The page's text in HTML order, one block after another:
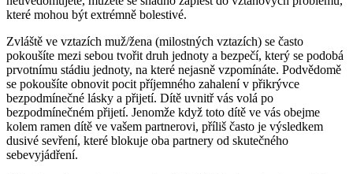
které mohou být extrémně bolestivé.
Zvláště ve vztazích muž/žena (milostných vztazích) se často
pokoušíte mezi sebou tvořit druh jednoty a bezpečí, který se podobá
prvotnímu stádiu jednoty, na které nejasně vzpomínáte. Podvědomě
se pokoušíte obnovit pocit příjemného zahalení v přikrývce
bezpodmínečné lásky a přijetí. Dítě uvnitř vás volá po
bezpodmínečném přijetí. Jenomže když toto dítě ve vás obejme
kolem ramen dítě ve vašem partnerovi, příliš často je výsledkem
dusivé sevření, které blokuje oba partnery od skutečného
sebevyjádření.